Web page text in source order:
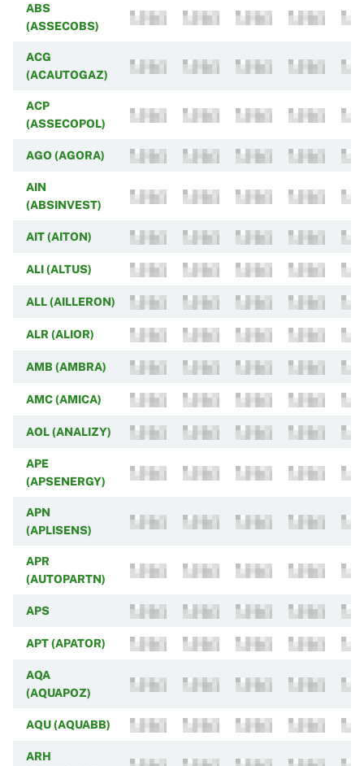
ABS
(ASSECOBS)
ACG
(ACAUTOGAZ)
ACP
(ASSECOPOL)
AGO (AGORA)
AIN
(ABSINVEST)
AIT (AITON)
ALI (ALTUS)
ALL (AILLERON)
ALR (ALIOR)
AMB (AMBRA)
AMC (AMICA)
AOL (ANALIZY)
APE
(APSENERGY)
APN
(APLISENS)
APR
(AUTOPARTN)
APS
APT (APATOR)
AQA
(AQUAPOZ)
AQU (AQUABB)
ARH